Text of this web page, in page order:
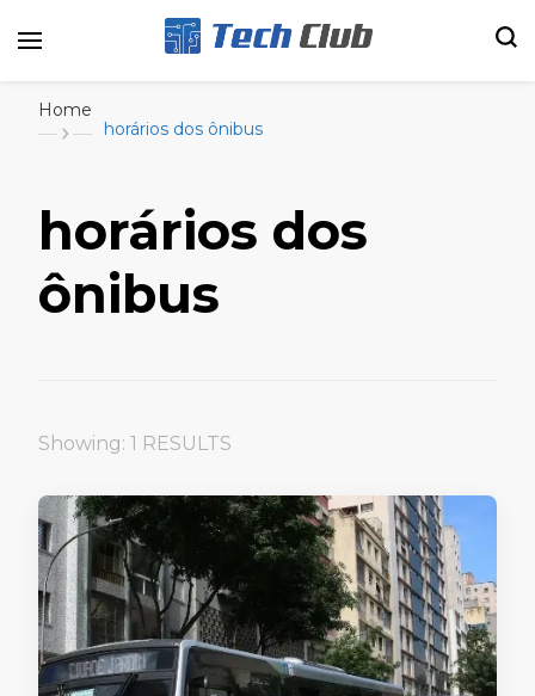
Home
horários dos ônibus
horários dos
ônibus
Showing: 1 RESULTS